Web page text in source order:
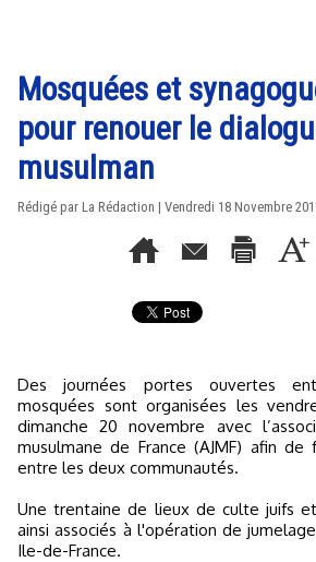
Mosquées et
pour renouer le
musulman
Rédigé par La Rédaction | Vendredi 18 Novembre
Des journées portes ouvertes entre synagogues et
mosquées sont organisées les
dimanche 20 novembre avec
musulmane de France (AJMF) afin
entre les deux communautés.
Une trentaine de lieux de culte juifs
ainsi associés à l'opération de
Ile-de-France.